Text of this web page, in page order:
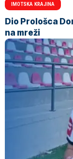
IMOTSKA KRAJINA
Dio Prološca
na mreži